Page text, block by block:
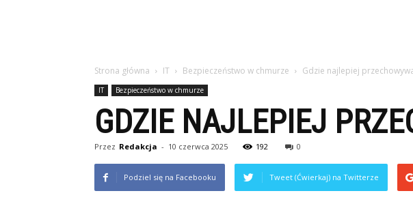
Strona główna IT Bezpieczeństwo w chmurze Gdzie najlepiej
IT Bezpieczeństwo w chmurze
GDZIE NAJLEPIEJ
Przez Redakcja - 10 czerwca 2025 192 0
Podziel się na Facebooku Tweet (Ćwierkaj) na Twitterze